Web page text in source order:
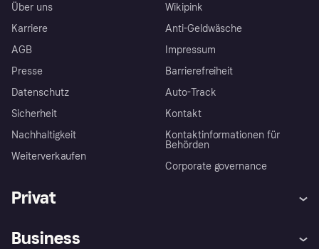
Über uns
Karriere
AGB
Presse
Datenschutz
Sicherheit
Nachhaltigkeit
Weiterverkaufen
Wikipink
Anti-Geldwäsche
Impressum
Barrierefreiheit
Auto-Track
Kontakt
Kontaktinformationen für
Behörden
Corporate governance
Privat
Business